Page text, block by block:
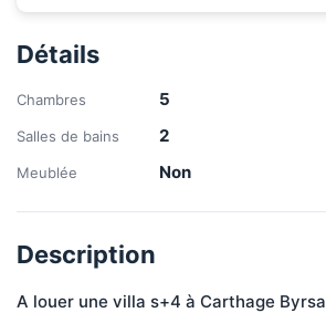
Détails
Chambres 5
Salles de bains 2
Meublée Non
Description
A louer une villa s+4 à Carthage Byrsa